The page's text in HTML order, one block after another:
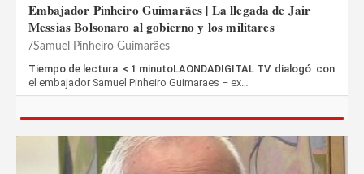
Embajador Pinheiro Guimarães | La llegada de Jair
Messias Bolsonaro al gobierno y los militares
Samuel Pinheiro Guimarães
Tiempo de lectura: < 1 minutoLAONDADIGITAL TV. dialogó con
el embajador Samuel Pinheiro Guimaraes – ex…